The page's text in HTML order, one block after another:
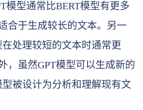
模型通常比BERT模型有更多
合于生成较长的文本。另一
在处理较短的文本时通常更
，虽然GPT模型可以生成新的
型被设计为分析和理解现有文